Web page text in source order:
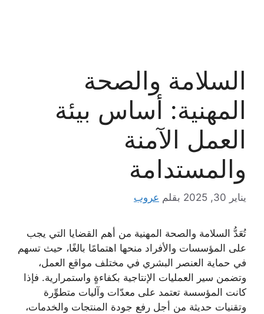
السلامة والصحة
المهنية: أساس بيئة
العمل الآمنة
والمستدامة
يناير 30, 2025 بقلم عروب
تُعَدُّ السلامة والصحة المهنية من أهم القضايا التي يجب
على المؤسسات والأفراد منحها اهتمامًا بالغًا، حيث تسهم
في حماية العنصر البشري في مختلف مواقع العمل،
وتضمن سير العمليات الإنتاجية بكفاءةٍ واستمرارية. فإذا
كانت المؤسسة تعتمد على معدّات وآليات متطوِّرة
وتقنيات حديثة من أجل رفع جودة المنتجات والخدمات،